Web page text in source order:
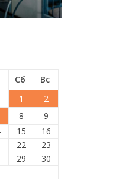
Сб
Вс
1
2
8
9
15
16
22
23
29
30